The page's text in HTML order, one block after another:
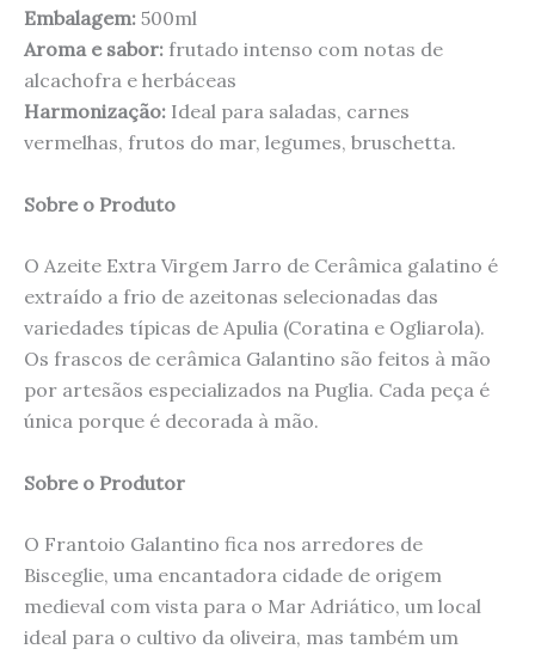
Embalagem: 500ml
Aroma e sabor: frutado intenso com notas de
alcachofra e herbáceas
Harmonização: Ideal para saladas, carnes
vermelhas, frutos do mar, legumes, bruschetta.
Sobre o Produto
O Azeite Extra Virgem Jarro de Cerâmica galatino é
extraído a frio de azeitonas selecionadas das
variedades típicas de Apulia (Coratina e Ogliarola).
Os frascos de cerâmica Galantino são feitos à mão
por artesãos especializados na Puglia. Cada peça é
única porque é decorada à mão.
Sobre o Produtor
O Frantoio Galantino fica nos arredores de
Bisceglie, uma encantadora cidade de origem
medieval com vista para o Mar Adriático, um local
ideal para o cultivo da oliveira, mas também um